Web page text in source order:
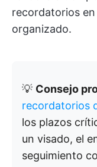
recordatorios
organizado.
💡 Consejo
recordatorios
los plazos
un visado, el
seguimiento